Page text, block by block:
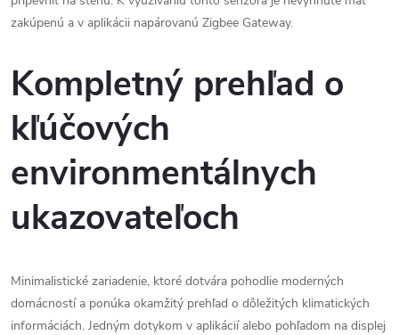
zakúpenú a v aplikácii napárovanú Zigbee Gateway.
Kompletný prehľad o
kľúčových
environmentálnych
ukazovateľoch
Minimalistické zariadenie, ktoré dotvára pohodlie moderných
domácností a ponúka okamžitý prehľad o dôležitých klimatických
informáciách. Jedným dotykom v aplikácií alebo pohľadom na displej